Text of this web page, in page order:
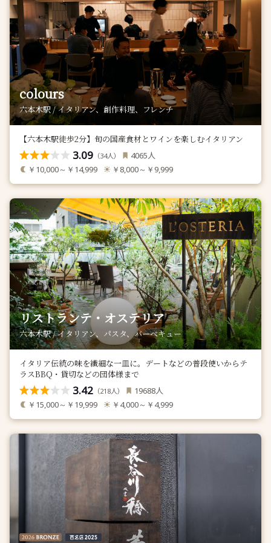
colours
六本木駅 / イタリアン、創作料理、フレンチ
【六本木駅徒歩2分】旬の国産食材とワインを楽しむイタリアン
3.09 （34人） 4065人
￥10,000～￥14,999 ￥8,000～￥9,999
リストランテ・オステリア
六本木駅 / イタリアン、パスタ、バーベキュー
イタリア伝統の味を繊細な一皿に。デートなどの普段使いからテ
ラスBBQ・貸切などの団体様まで
3.42 （218人） 19688人
￥15,000～￥19,999 ￥4,000～￥4,999